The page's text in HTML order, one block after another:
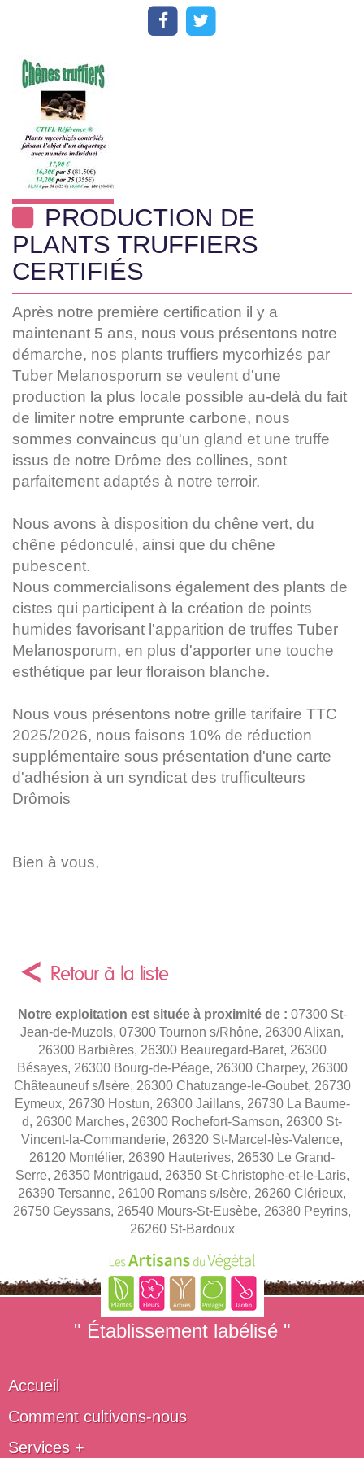
PRODUCTION DE
PLANTS TRUFFIERS
CERTIFIÉS
Après notre première certification il y a
maintenant 5 ans, nous vous présentons notre
démarche, nos plants truffiers mycorhizés par
Tuber Melanosporum se veulent d'une
production la plus locale possible au-delà du fait
de limiter notre emprunte carbone, nous
sommes convaincus qu'un gland et une truffe
issus de notre Drôme des collines, sont
parfaitement adaptés à notre terroir.
Nous avons à disposition du chêne vert, du
chêne pédonculé, ainsi que du chêne
pubescent.
Nous commercialisons également des plants de
cistes qui participent à la création de points
humides favorisant l'apparition de truffes Tuber
Melanosporum, en plus d'apporter une touche
esthétique par leur floraison blanche.
Nous vous présentons notre grille tarifaire TTC
2025/2026, nous faisons 10% de réduction
supplémentaire sous présentation d'une carte
d'adhésion à un syndicat des trufficulteurs
Drômois
Bien à vous,
Retour à la liste
Notre exploitation est située à proximité de : 07300 St-
Jean-de-Muzols, 07300 Tournon s/Rhône, 26300 Alixan,
26300 Barbières, 26300 Beauregard-Baret, 26300
Bésayes, 26300 Bourg-de-Péage, 26300 Charpey, 26300
Châteauneuf s/Isère, 26300 Chatuzange-le-Goubet, 26730
Eymeux, 26730 Hostun, 26300 Jaillans, 26730 La Baume-
d, 26300 Marches, 26300 Rochefort-Samson, 26300 St-
Vincent-la-Commanderie, 26320 St-Marcel-lès-Valence,
26120 Montélier, 26390 Hauterives, 26530 Le Grand-
Serre, 26350 Montrigaud, 26350 St-Christophe-et-le-Laris,
26390 Tersanne, 26100 Romans s/Isère, 26260 Clérieux,
26750 Geyssans, 26540 Mours-St-Eusèbe, 26380 Peyrins,
26260 St-Bardoux
" Établissement labélisé "
Accueil
Comment cultivons-nous
Services +